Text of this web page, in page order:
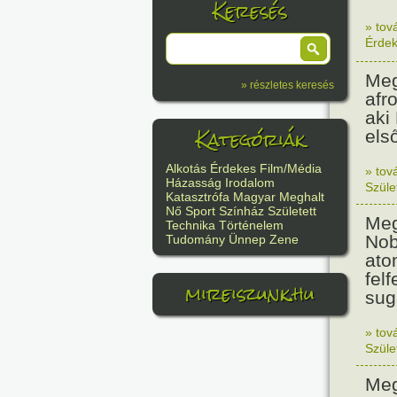
Keresés
» részletes keresés
Kategóriák
Alkotás Érdekes Film/Média
Házasság Irodalom
Katasztrófa Magyar Meghalt
Nő Sport Színház Született
Technika Történelem
Tudomány Ünnep Zene
mireiszunk.hu
»
aki
»
»